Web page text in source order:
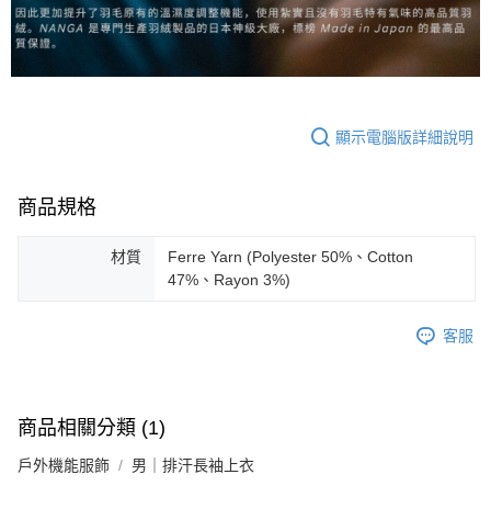
顯示電腦版詳細說明
商品規格
材質
Ferre Yarn (Polyester 50%、Cotton
47%、Rayon 3%)
客服
商品相關分類 (1)
戶外機能服飾 男｜排汗長袖上衣